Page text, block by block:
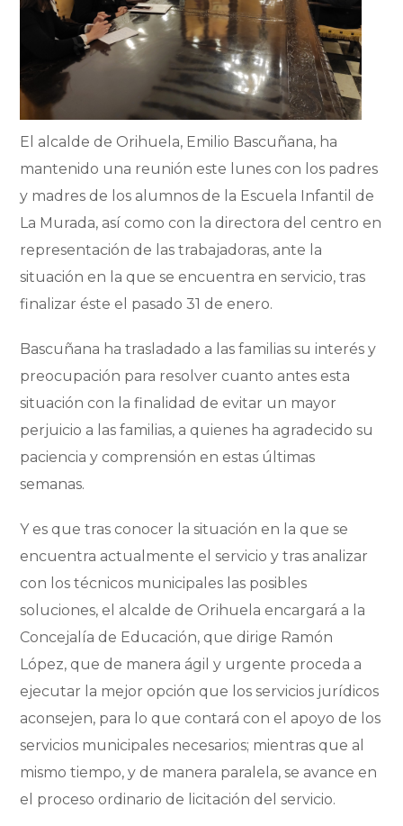
El alcalde de Orihuela, Emilio Bascuñana, ha
mantenido una reunión este lunes con los padres
y madres de los alumnos de la Escuela Infantil de
La Murada, así como con la directora del centro en
representación de las trabajadoras, ante la
situación en la que se encuentra en servicio, tras
finalizar éste el pasado 31 de enero.
Bascuñana ha trasladado a las familias su interés y
preocupación para resolver cuanto antes esta
situación con la finalidad de evitar un mayor
perjuicio a las familias, a quienes ha agradecido su
paciencia y comprensión en estas últimas
semanas.
Y es que tras conocer la situación en la que se
encuentra actualmente el servicio y tras analizar
con los técnicos municipales las posibles
soluciones, el alcalde de Orihuela encargará a la
Concejalía de Educación, que dirige Ramón
López, que de manera ágil y urgente proceda a
ejecutar la mejor opción que los servicios jurídicos
aconsejen, para lo que contará con el apoyo de los
servicios municipales necesarios; mientras que al
mismo tiempo, y de manera paralela, se avance en
el proceso ordinario de licitación del servicio.